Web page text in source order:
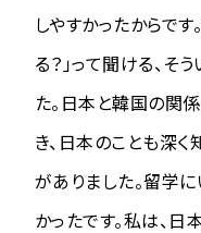
しやすかったからです
る？」って聞ける、
た。日本と韓国の関
き、日本のことも深
がありました。留学
かったです。私は、